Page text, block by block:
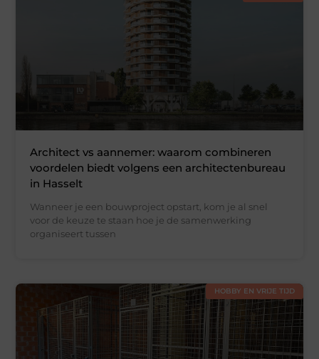
Architect vs aannemer: waarom combineren
voordelen biedt volgens een architectenbureau
in Hasselt
Wanneer je een bouwproject opstart, kom je al snel
voor de keuze te staan hoe je de samenwerking
organiseert tussen
HOBBY EN VRIJE TIJD